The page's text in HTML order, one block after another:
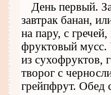
День первый.
завтрак банан,
на пару, с
фруктовый мусс.
из сухофруктов,
творог с
грейпфрут. Обед